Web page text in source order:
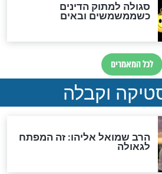
בימות המשיח?
הגאולה תהיה אפיקורסות
גדולה מאוד של